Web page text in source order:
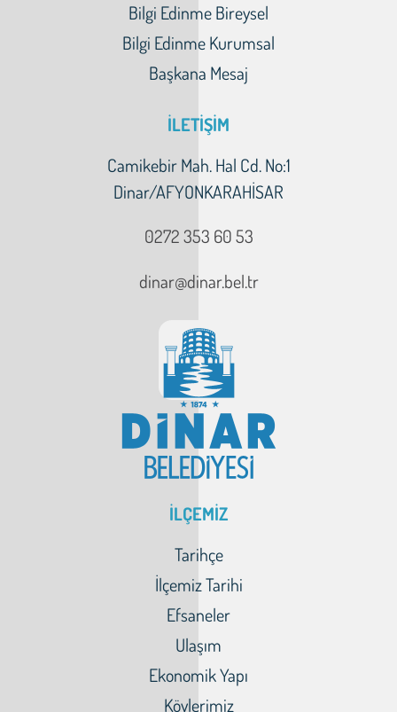
Bilgi Edinme Bireysel
Bilgi Edinme Kurumsal
Başkana Mesaj
İLETİŞİM
Camikebir Mah. Hal Cd. No:1
Dinar/AFYONKARAHİSAR
0272 353 60 53
dinar@dinar.bel.tr
İLÇEMİZ
Tarihçe
İlçemiz Tarihi
Efsaneler
Ulaşım
Ekonomik Yapı
Köylerimiz